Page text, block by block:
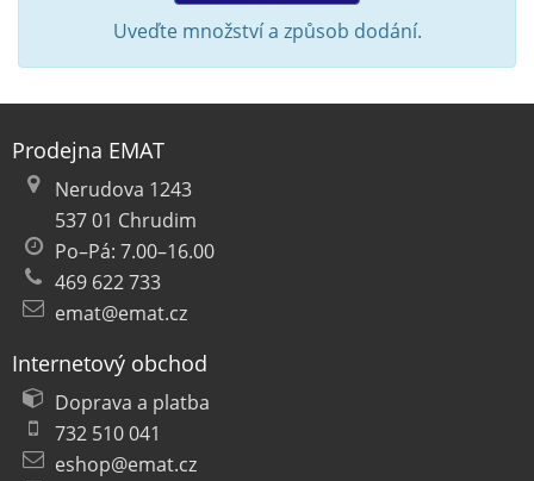
Uveďte množství a způsob dodání.
Prodejna EMAT
Nerudova 1243
537 01 Chrudim
Po–Pá: 7.00–16.00
469 622 733
emat@emat.cz
Internetový obchod
Doprava a platba
732 510 041
eshop@emat.cz